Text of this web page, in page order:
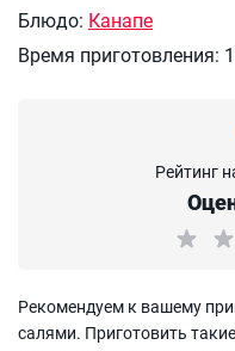
Блюдо: Канапе
Время приготовления:
Рейтинг
Рекомендуем к вашему
салями. Приготовить